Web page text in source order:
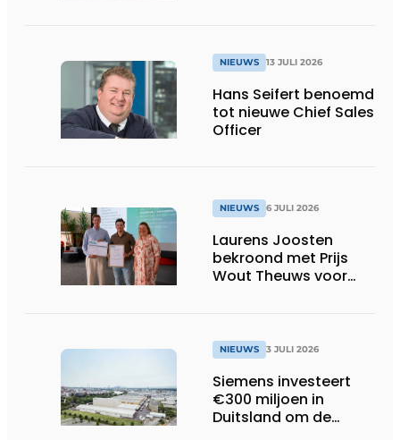
NIEUWS 13 JULI 2026
Hans Seifert benoemd
tot nieuwe Chief Sales
Officer
NIEUWS 6 JULI 2026
Laurens Joosten
bekroond met Prijs
Wout Theuws voor
NIEUWS 3 JULI 2026
Siemens investeert
€300 miljoen in
Duitsland om de